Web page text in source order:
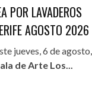
POR LAVADEROS
AGOSTO 2026
jueves, 6 de agosto,
de Arte Los...